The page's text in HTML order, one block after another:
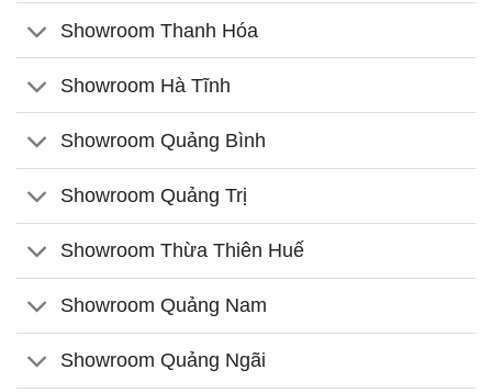
Showroom Thanh Hóa
Showroom Hà Tĩnh
Showroom Quảng Bình
Showroom Quảng Trị
Showroom Thừa Thiên Huế
Showroom Quảng Nam
Showroom Quảng Ngãi